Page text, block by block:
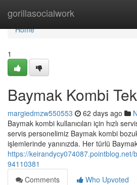
gorillasocialwork
Home
Home
1
Baymak Kombi
margiedmzw550553 62 days ago
Baymak kombi kullanıcıları için hızlı
servis personelimiz Baymak kombi
işlemlerinde yanınızda. Her türlü
https://keirandycy074087.pointblog.net/
94110381
Comments
Who Upvoted